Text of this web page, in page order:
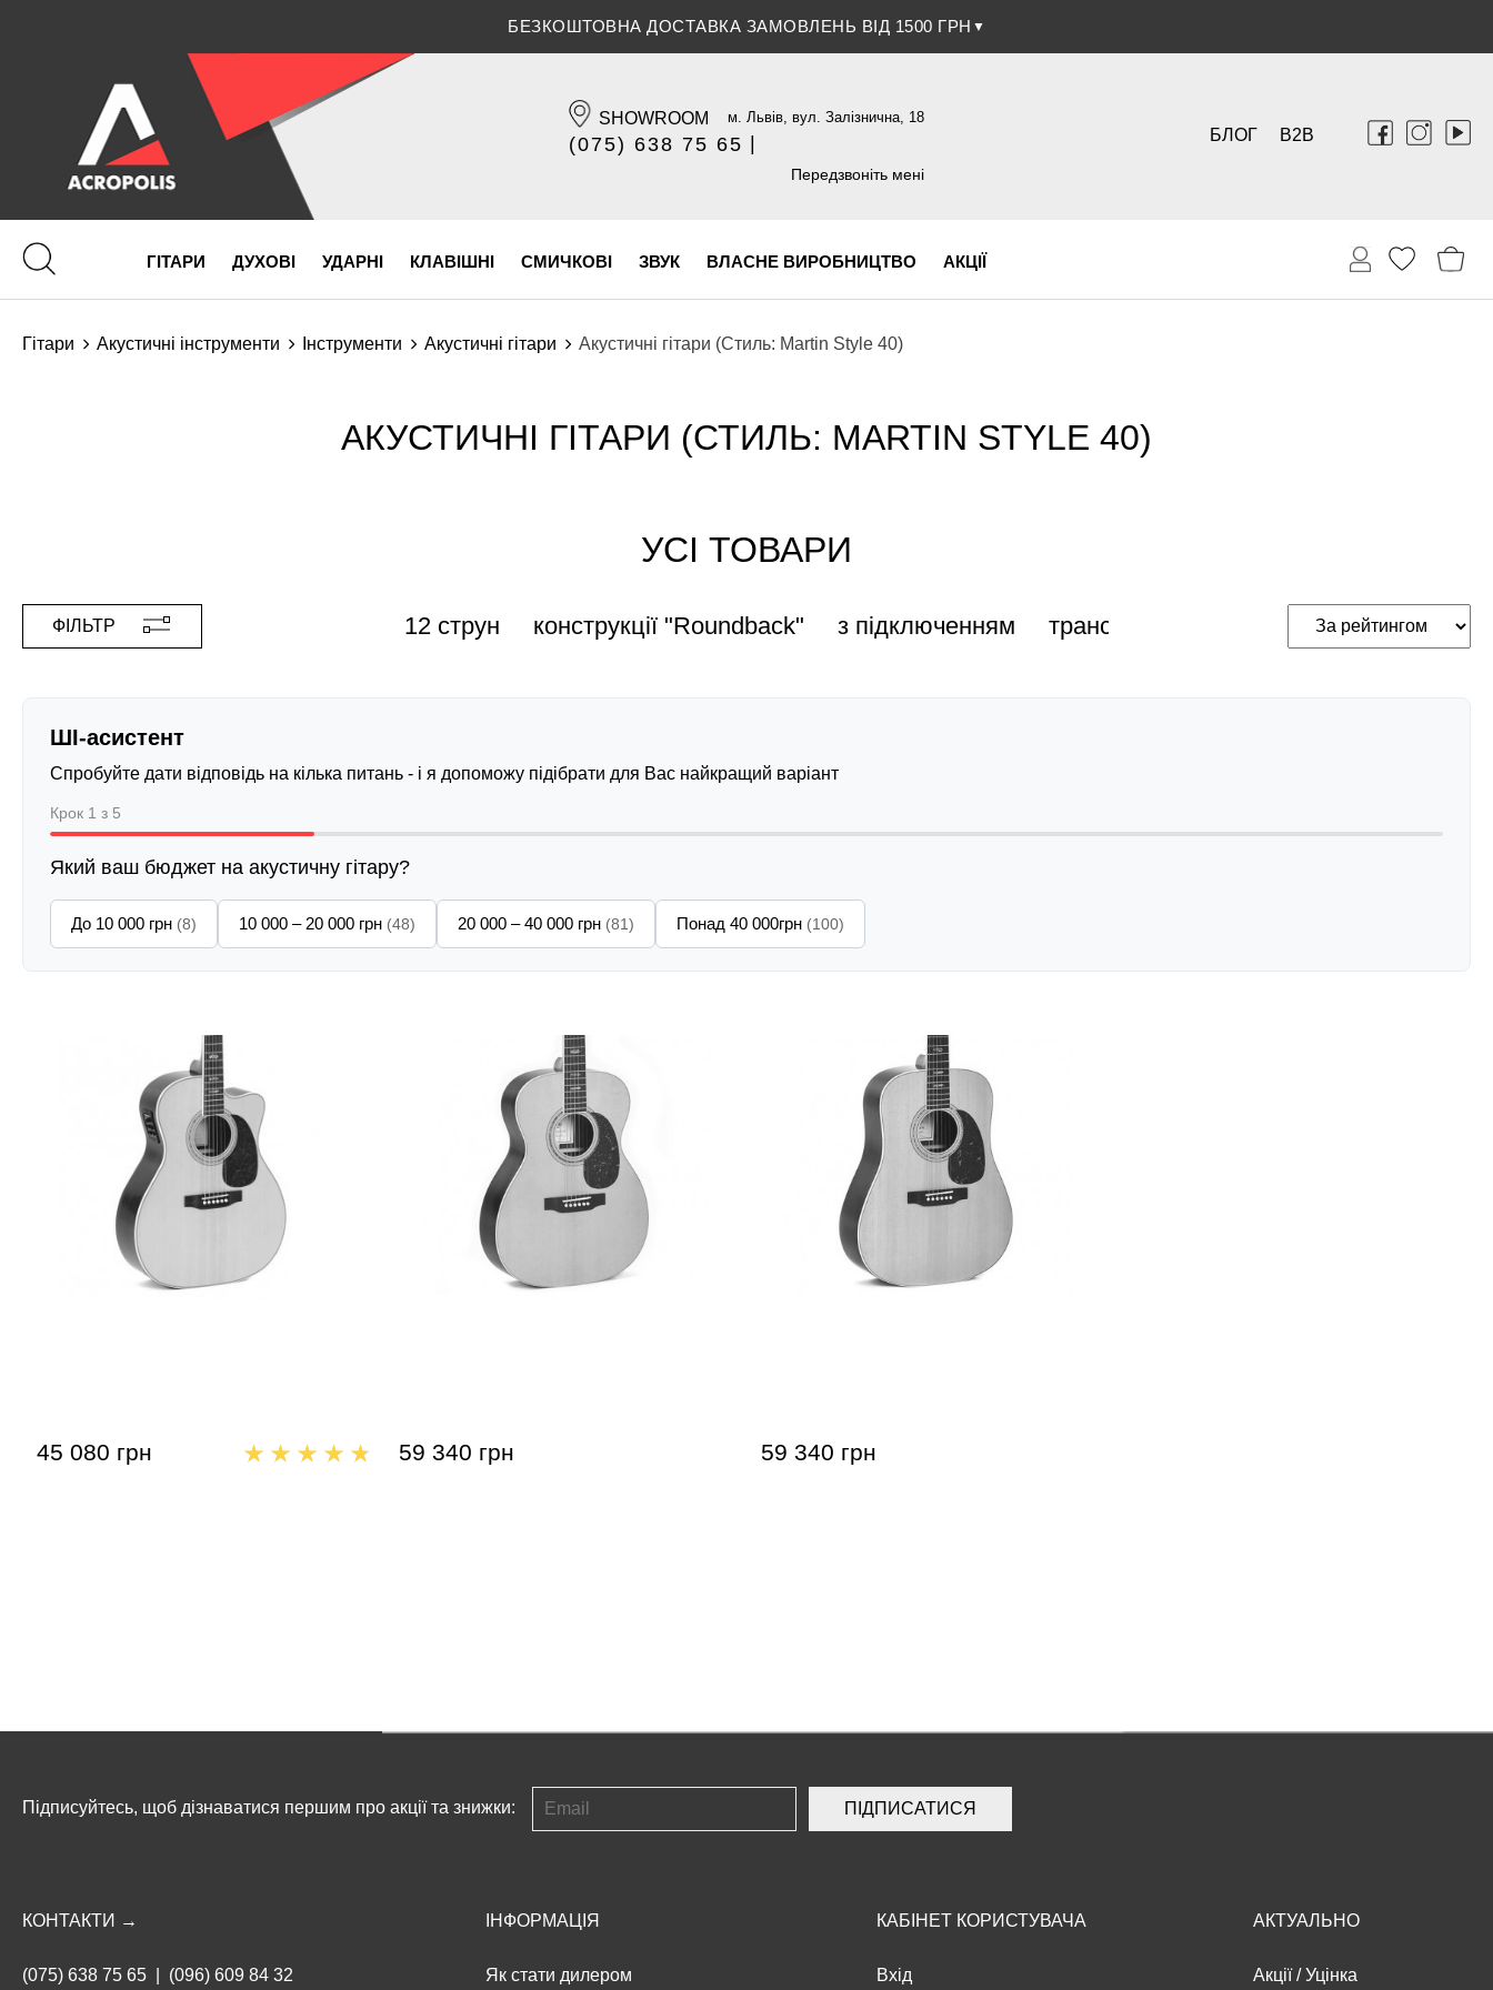
БЕЗКОШТОВНА ДОСТАВКА ЗАМОВЛЕНЬ ВІД 1500 ГРН ▼
SHOWROOM м. Львів, вул. Залізнична, 18
(075) 638 75 65
(096) 609 84 32
Передзвоніть мені
B2B
БЛОГ
ГІТАРИ ДУХОВІ УДАРНІ КЛАВІШНІ СМИЧКОВІ ЗВУК ВЛАСНЕ ВИРОБНИЦТВО АКЦІЇ
Гітари Акустичні інструменти Інструменти Акустичні гітари Акустичні гітари (Стиль: Martin Style 40)
АКУСТИЧНІ ГІТАРИ (СТИЛЬ: MARTIN STYLE 40)
УСІ ТОВАРИ
12 струн конструкції "Roundback" з підключенням трансакустичні
ФІЛЬТР
ШІ-асистент
Спробуйте дати відповідь на кілька питань - і я допоможу підібрати для Вас найкращий варіант
Крок 1 з 5
Який ваш бюджет на акустичну гітару?
До 10 000 грн (8) 10 000 – 20 000 грн (48) 20 000 – 40 000 грн (81) Понад 40 000грн (100)
45 080 грн 59 340 грн 59 340 грн
Підписуйтесь, щоб дізнаватися першим про акції та знижки: ПІДПИСАТИСЯ
КОНТАКТИ →
(075) 638 75 65 (096) 609 84 32
ІНФОРМАЦІЯ
Як стати дилером
КАБІНЕТ КОРИСТУВАЧА
Вхід
АКТУАЛЬНО
Акції/Уцінка